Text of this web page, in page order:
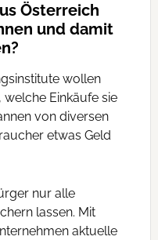
Österreich
und damit
wollen
Einkäufe sie
von diversen
etwas Geld
nur alle
lassen. Mit
aktuelle